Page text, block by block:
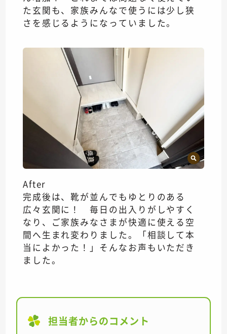
た玄関も、家族みんなで使うには少し狭
さを感じるようになっていました。
After
完成後は、靴が並んでもゆとりのある
広々玄関に！ 毎日の出入りがしやすく
なり、ご家族みなさまが快適に使える空
間へ生まれ変わりました。「相談して本
当によかった！」そんなお声もいただき
ました。
担当者からのコメント